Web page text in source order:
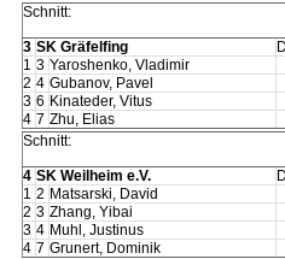
Schnitt:
3 SK Gräfelfing
1 3 Yaroshenko, Vladimir
2 4 Gubanov, Pavel
3 6 Kinateder, Vitus
4 7 Zhu, Elias
Schnitt:
4 SK Weilheim e.V.
1 2 Matsarski, David
2 3 Zhang, Yibai
3 4 Muhl, Justinus
4 7 Grunert, Dominik